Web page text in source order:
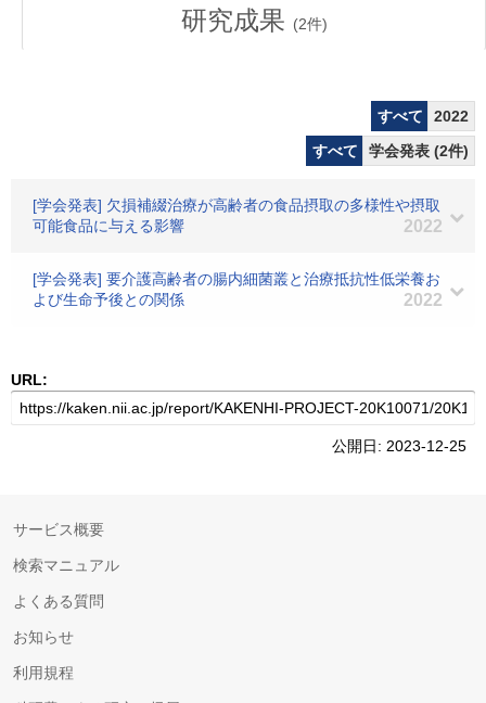
研究成果 (2件)
すべて
2022
すべて
学会発表 (2件)
[学会発表] 欠損補綴治療が高齢者の食品摂取の多様性や摂取
可能食品に与える影響
2022
[学会発表] 要介護高齢者の腸内細菌叢と治療抵抗性低栄養お
よび生命予後との関係
2022
URL:
公開日: 2023-12-25
サービス概要
検索マニュアル
よくある質問
お知らせ
利用規程